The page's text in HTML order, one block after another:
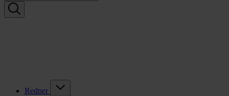
Redner